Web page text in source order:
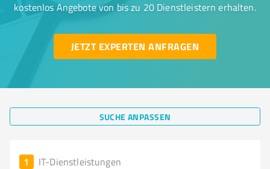
kostenlos Angebote von bis zu 20 Dienstleistern erhalten.
JETZT EXPERTEN ANFRAGEN
SUCHE ANPASSEN
1 IT-Dienstleistungen